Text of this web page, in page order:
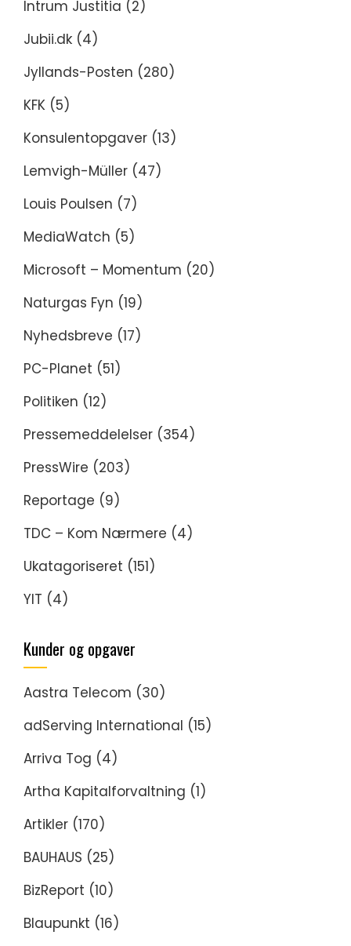
Intrum Justitia (2)
Jubii.dk (4)
Jyllands-Posten (280)
KFK (5)
Konsulentopgaver (13)
Lemvigh-Müller (47)
Louis Poulsen (7)
MediaWatch (5)
Microsoft – Momentum (20)
Naturgas Fyn (19)
Nyhedsbreve (17)
PC-Planet (51)
Politiken (12)
Pressemeddelelser (354)
PressWire (203)
Reportage (9)
TDC – Kom Nærmere (4)
Ukatagoriseret (151)
YIT (4)
Kunder og opgaver
Aastra Telecom (30)
adServing International (15)
Arriva Tog (4)
Artha Kapitalforvaltning (1)
Artikler (170)
BAUHAUS (25)
BizReport (10)
Blaupunkt (16)